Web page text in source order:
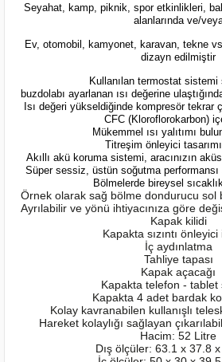
Seyahat, kamp, piknik, spor etkinlikleri,
alanlarında ve/
Ev, otomobil, kamyonet, karavan, tekne
dizayn edilmiştir
Kullanılan termostat sistemi
buzdolabı ayarlanan ısı değerine
Isı değeri yükseldiğinde kompresör tekrar
CFC (Kloroflorokarbon)
Mükemmel ısı yalıtımı
Titreşim önleyici
Akıllı akü koruma sistemi, aracınızın
Süper sessiz, üstün soğutma
Bölmelerde bireysel
Örnek olarak sağ bölme dondurucu sol
Ayrılabilir ve yönü ihtiyacınıza göre
Kapak kilidi
Kapakta sızıntı
İç aydınlatma
Tahliye tapası
Kapak açacağı
Kapakta telefon - tablet
Kapakta 4 adet bardak
Kolay kavranabilen kullanışlı
Hareket kolaylığı sağlayan
Hacim: 52 Litre
Dış ölçüler: 63.1 x 37.8